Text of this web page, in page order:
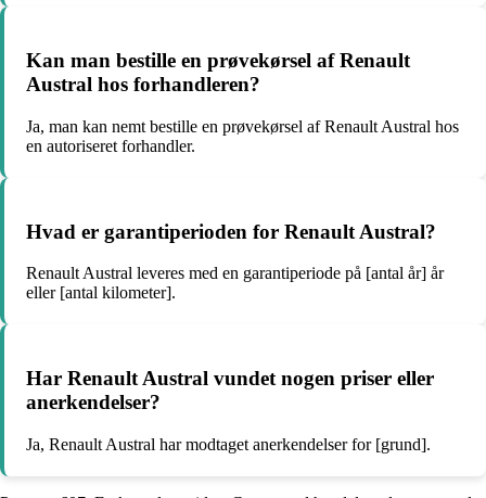
Kan man bestille en prøvekørsel af Renault
Austral hos forhandleren?
Ja, man kan nemt bestille en prøvekørsel af Renault Austral hos
en autoriseret forhandler.
Hvad er garantiperioden for Renault Austral?
Renault Austral leveres med en garantiperiode på [antal år] år
eller [antal kilometer].
Har Renault Austral vundet nogen priser eller
anerkendelser?
Ja, Renault Austral har modtaget anerkendelser for [grund].